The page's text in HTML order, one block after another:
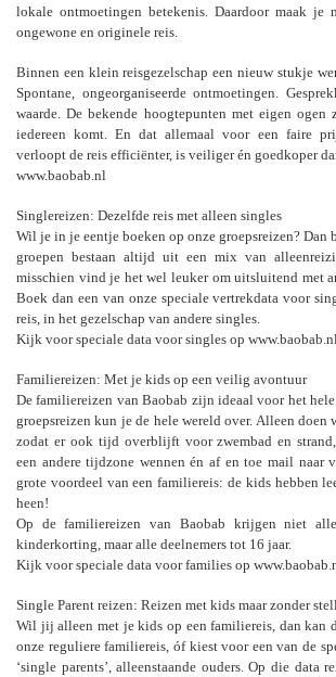
lokale ontmoetingen betekenis. Daardoor maak je
ongewone en originele reis.
Binnen een klein reisgezelschap een nieuw stukje
Spontane, ongeorganiseerde ontmoetingen.
waarde. De bekende hoogtepunten met eigen
iedereen komt. En dat allemaal voor een faire
verloopt de reis efficiënter, is veiliger én goedkoper
www.baobab.nl
Singlereizen: Dezelfde reis met alleen singles
Wil je in je eentje boeken op onze groepsreizen? Dan
groepen bestaan altijd uit een mix van
misschien vind je het wel leuker om uitsluitend met
Boek dan een van onze speciale vertrekdata voor
reis, in het gezelschap van andere singles.
Kijk voor speciale data voor singles op
Familiereizen: Met je kids op een veilig avontuur
De familiereizen van Baobab zijn ideaal voor het
groepsreizen kun je de hele wereld over. Alleen doen
zodat er ook tijd overblijft voor zwembad en
een andere tijdzone wennen én af en toe mail naar
grote voordeel van een familiereis: de kids hebben
heen!
Op de familiereizen van Baobab krijgen niet
kinderkorting, maar alle deelnemers tot 16 jaar.
Kijk voor speciale data voor families op
Single Parent reizen: Reizen met kids maar zonder
Wil jij alleen met je kids op een familiereis, dan kan
onze reguliere familiereis, óf kiest voor een van de
‘single parents’, alleenstaande ouders. Op die data